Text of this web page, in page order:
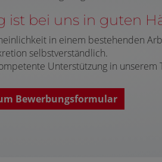
ist bei uns in guten
in einem bestehenden
selbstverständlich.
Unterstützung in unserem
Bewerbungsformular